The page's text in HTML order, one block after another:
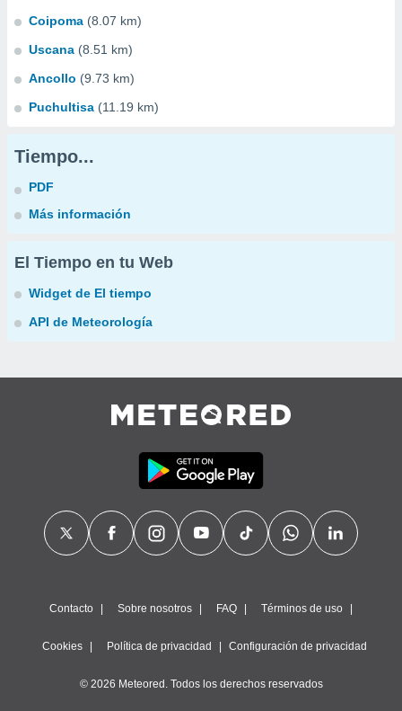
Coipoma (8.07 km)
Uscana (8.51 km)
Ancollo (9.73 km)
Puchultisa (11.19 km)
Tiempo...
PDF
Más información
El Tiempo en tu Web
Widget de El tiempo
API de Meteorología
Contacto Sobre nosotros FAQ Términos de uso
Cookies Política de privacidad Configuración de privacidad
© 2026 Meteored. Todos los derechos reservados